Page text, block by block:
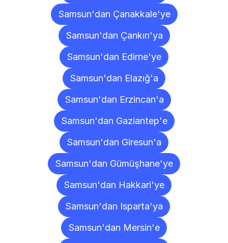
Samsun'dan Çanakkale'ye
Samsun'dan Çankırı'ya
Samsun'dan Edirne'ye
Samsun'dan Elazığ'a
Samsun'dan Erzincan'a
Samsun'dan Gaziantep'e
Samsun'dan Giresun'a
Samsun'dan Gümüşhane'ye
Samsun'dan Hakkari'ye
Samsun'dan Isparta'ya
Samsun'dan Mersin'e